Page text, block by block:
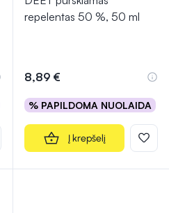
repelentas 50 %, 50 ml
8,89 €
% PAPILDOMA NUOLAIDA
Į krepšelį